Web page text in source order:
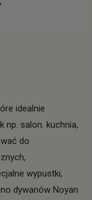
idealnie
np. salon. kuchnia,
do
wypustki,
dywanów Noyan